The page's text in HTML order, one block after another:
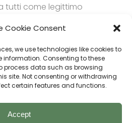
Cookie Consent
we use technologies like cookies to
Consenting to these
process data such as browsing
site. Not consenting or withdrawing
certain features and functions.
Accept
tutti come legittimo
contrapposto
invece da
stesso anno, il
essere caduto
agguato e condotto
– riconobbe